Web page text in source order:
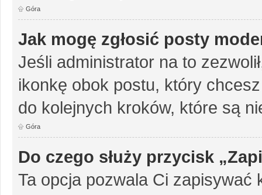
Góra
Jak mogę zgłosić posty
Jeśli administrator na to
ikonkę obok postu, który
do kolejnych kroków, które są
Góra
Do czego służy przycisk
Ta opcja pozwala Ci zapisywać